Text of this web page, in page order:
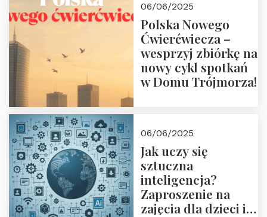
18:00
06/06/2025
Polska Nowego
Ćwierćwiecza –
wesprzyj zbiórkę na
nowy cykl spotkań
w Domu Trójmorza!
06/06/2025
Jak uczy się
sztuczna
inteligencja?
Zaproszenie na
zajęcia dla dzieci i